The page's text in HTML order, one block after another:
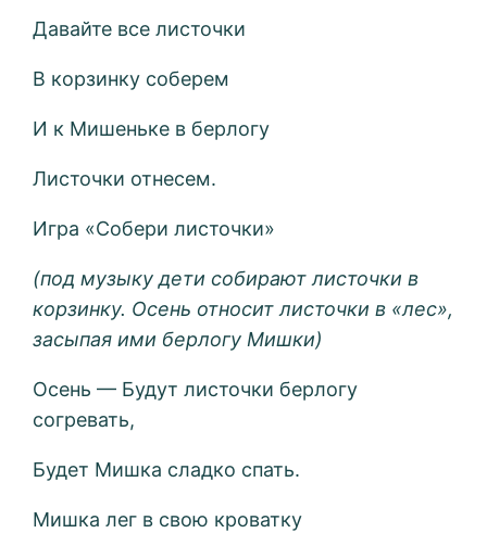
Давайте все листочки
В корзинку соберем
И к Мишеньке в берлогу
Листочки отнесем.
Игра «Собери листочки»
(под музыку дети собирают листочки в
корзинку. Осень относит листочки в «лес»,
засыпая ими берлогу Мишки)
Осень — Будут листочки берлогу
согревать,
Будет Мишка сладко спать.
Мишка лег в свою кроватку